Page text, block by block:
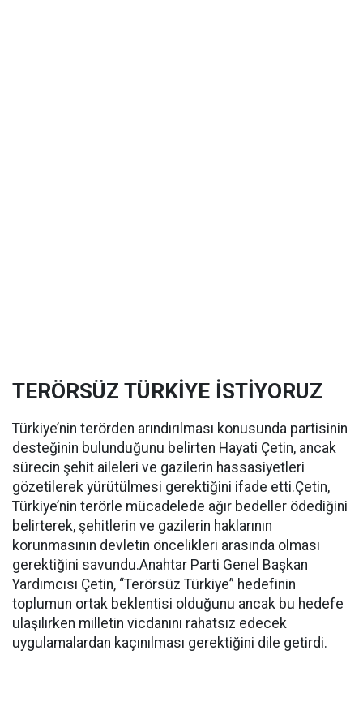
TERÖRSÜZ TÜRKİYE İSTİYORUZ
Türkiye’nin terörden arındırılması konusunda partisinin
desteğinin bulunduğunu belirten Hayati Çetin, ancak
sürecin şehit aileleri ve gazilerin hassasiyetleri
gözetilerek yürütülmesi gerektiğini ifade etti.Çetin,
Türkiye’nin terörle mücadelede ağır bedeller ödediğini
belirterek, şehitlerin ve gazilerin haklarının
korunmasının devletin öncelikleri arasında olması
gerektiğini savundu.Anahtar Parti Genel Başkan
Yardımcısı Çetin, “Terörsüz Türkiye” hedefinin
toplumun ortak beklentisi olduğunu ancak bu hedefe
ulaşılırken milletin vicdanını rahatsız edecek
uygulamalardan kaçınılması gerektiğini dile getirdi.